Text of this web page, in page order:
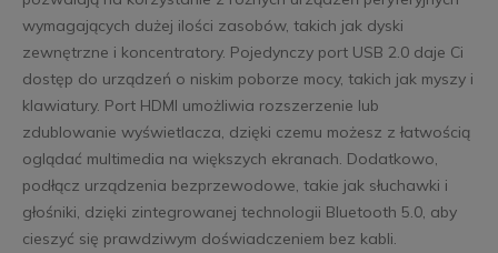
wymagających dużej ilości zasobów, takich jak dyski
zewnętrzne i koncentratory. Pojedynczy port USB 2.0 daje Ci
dostęp do urządzeń o niskim poborze mocy, takich jak myszy i
klawiatury. Port HDMI umożliwia rozszerzenie lub
zdublowanie wyświetlacza, dzięki czemu możesz z łatwością
oglądać multimedia na większych ekranach. Dodatkowo,
podłącz urządzenia bezprzewodowe, takie jak słuchawki i
głośniki, dzięki zintegrowanej technologii Bluetooth 5.0, aby
cieszyć się prawdziwym doświadczeniem bez kabli.